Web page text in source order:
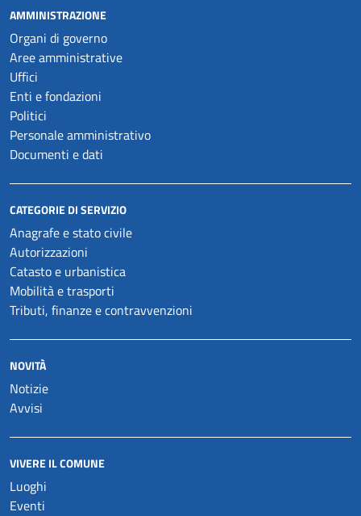
AMMINISTRAZIONE
Organi di governo
Aree amministrative
Uffici
Enti e fondazioni
Politici
Personale amministrativo
Documenti e dati
CATEGORIE DI SERVIZIO
Anagrafe e stato civile
Autorizzazioni
Catasto e urbanistica
Mobilità e trasporti
Tributi, finanze e contravvenzioni
NOVITÀ
Notizie
Avvisi
VIVERE IL COMUNE
Luoghi
Eventi